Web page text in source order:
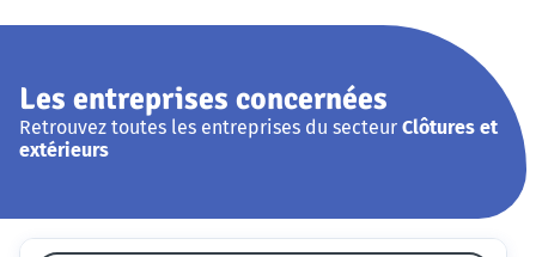
Les entreprises concernées
Retrouvez toutes les entreprises du secteur Clôtures et
extérieurs